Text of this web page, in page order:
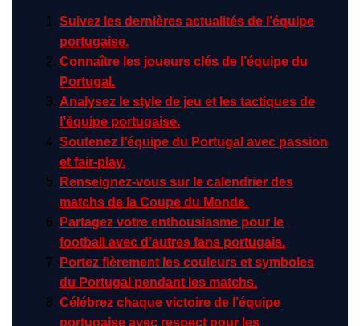
Suivez les dernières actualités de l’équipe
portugaise.
Connaître les joueurs clés de l’équipe du
Portugal.
Analysez le style de jeu et les tactiques de
l’équipe portugaise.
Soutenez l’équipe du Portugal avec passion
et fair-play.
Renseignez-vous sur le calendrier des
matchs de la Coupe du Monde.
Partagez votre enthousiasme pour le
football avec d’autres fans portugais.
Portez fièrement les couleurs et symboles
du Portugal pendant les matchs.
Célébrez chaque victoire de l’équipe
portugaise avec respect pour les